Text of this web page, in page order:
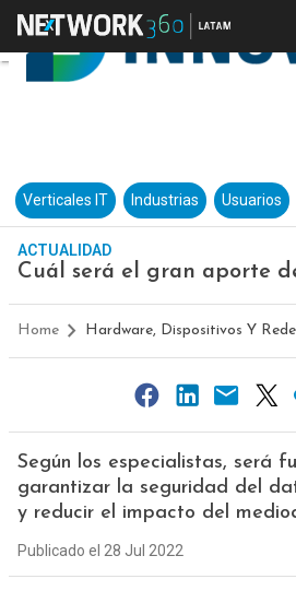
Verticales IT Industrias Usuarios
ACTUALIDAD
Cuál será el gran aporte
Home Hardware, Dispositivos Y
Según los especialistas, será
garantizar la seguridad del
y reducir el impacto del
Publicado el 28 Jul 2022